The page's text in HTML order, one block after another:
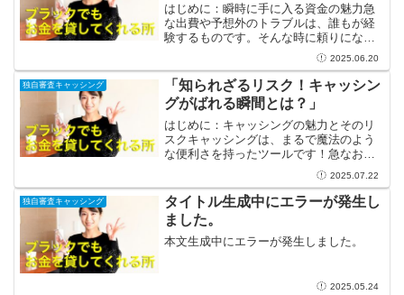
はじめに：瞬時に手に入る資金の魅力急
な出費や予想外のトラブルは、誰もが経
験するものです。そんな時に頼りになる
のが融資の制度。一般的には、本人確認
や必要書類の提出に手間がかかり、時間
もかかるという印象がありますが、実は
「本人確認なしで即日融資...
2025.06.20
独自審査キャッシング
「知られざるリスク！キャッシン
グがばれる瞬間とは？」
はじめに：キャッシングの魅力とそのリ
スクキャッシングは、まるで魔法のよう
な便利さを持ったツールです！急なお金
の必要や、予期せぬ出来事に遭遇したと
きに、すぐに資金を手に入れることがで
きるキャッシングの魅力は、日々の生活
をサポートしてくれます。...
2025.07.22
独自審査キャッシング
タイトル生成中にエラーが発生し
ました。
本文生成中にエラーが発生しました。
2025.05.24